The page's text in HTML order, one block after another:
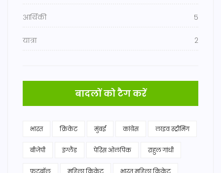
आर्थिकी 5
यात्रा 2
बादलों को टैग करें
भारत क्रिकेट मुंबई कांग्रेस लाइव स्ट्रीमिंग
बीजेपी इंग्लैंड पेरिस ओलंपिक राहुल गांधी